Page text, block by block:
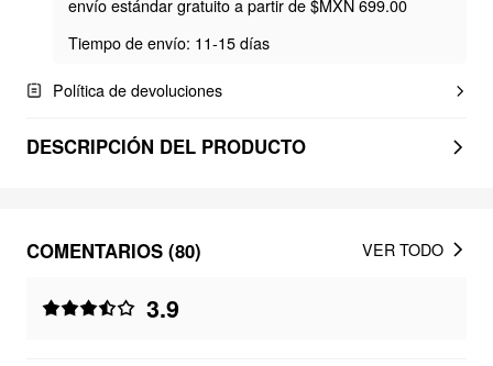
envío estándar gratuito a partir de $MXN 699.00
Tiempo de envío: 11-15 días
Política de devoluciones
DESCRIPCIÓN DEL PRODUCTO
COMENTARIOS (80)
3.9
VER TODO